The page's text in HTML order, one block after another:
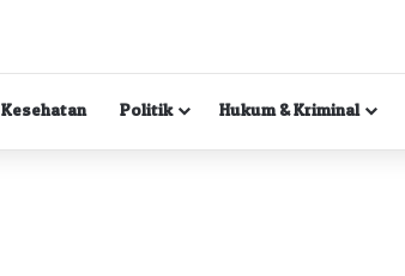
Kesehatan Politik Hukum & Kriminal